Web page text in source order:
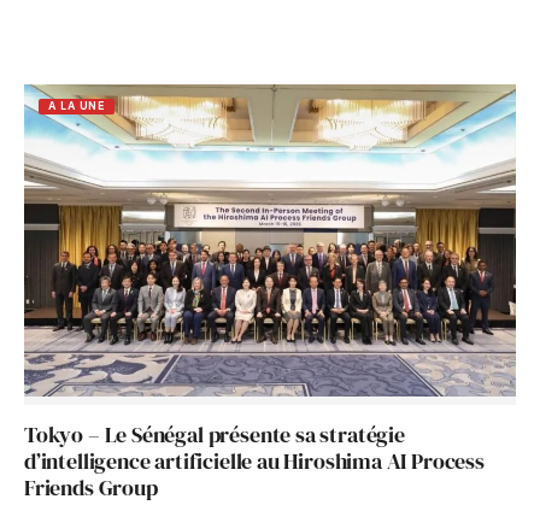
A LA UNE
Tokyo – Le Sénégal présente sa stratégie
d’intelligence artificielle au Hiroshima AI Process
Friends Group